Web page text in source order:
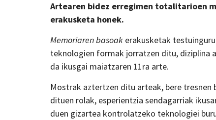
Artearen bidez erregimen totalitarioen
erakusketa honek.
Memoriaren basoak erakusketak
teknologien formak jorratzen ditu, diziplina
da ikusgai maiatzaren 11ra arte.
Mostrak aztertzen ditu arteak, bere
dituen rolak, esperientzia sendagarriak
duen gizartea kontrolatzeko teknologiei